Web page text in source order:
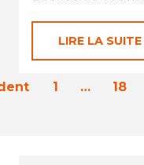
LIRE LA SUITE
1 … 18